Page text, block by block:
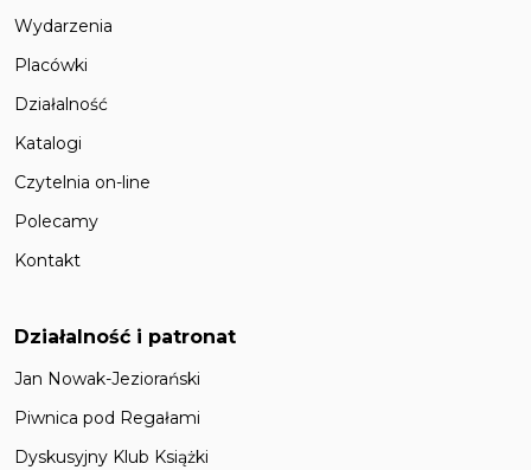
Wydarzenia
Placówki
Działalność
Katalogi
Czytelnia on-line
Polecamy
Kontakt
Działalność i patronat
Jan Nowak-Jeziorański
Piwnica pod Regałami
Dyskusyjny Klub Książki